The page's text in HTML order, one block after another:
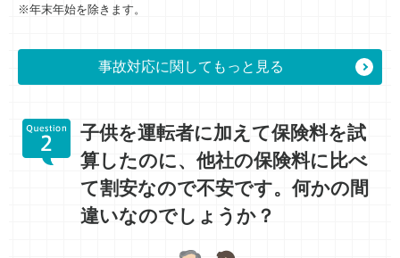
※年末年始を除きます。
事故対応に関してもっと見る
子供を運転者に加えて保険料を試
算したのに、他社の保険料に比べ
て割安なので不安です。何かの間
違いなのでしょうか？